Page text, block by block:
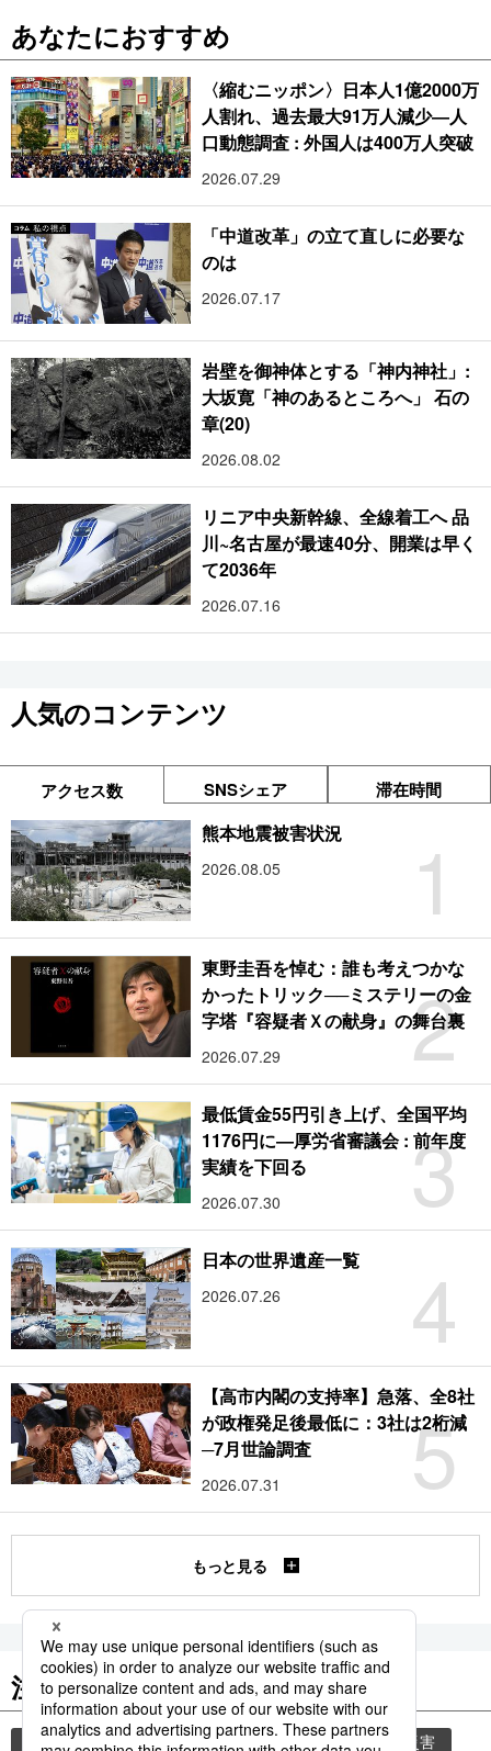
あなたにおすすめ
〈縮むニッポン〉日本人1億2000万
人割れ、過去最大91万人減少―人
口動態調査 : 外国人は400万人突破
2026.07.29
「中道改革」の立て直しに必要な
のは
2026.07.17
岩壁を御神体とする「神内神社」:
大坂寛「神のあるところへ」 石の
章(20)
2026.08.02
リニア中央新幹線、全線着工へ 品
川~名古屋が最速40分、開業は早く
て2036年
2026.07.16
人気のコンテンツ
アクセス数 SNSシェア 滞在時間
1
熊本地震被害状況
2026.08.05
2
東野圭吾を悼む：誰も考えつかな
かったトリック──ミステリーの金
字塔『容疑者Ｘの献身』の舞台裏
2026.07.29
3
最低賃金55円引き上げ、全国平均
1176円に―厚労省審議会 : 前年度
実績を下回る
2026.07.30
4
日本の世界遺産一覧
2026.07.26
5
【高市内閣の支持率】急落、全8社
が政権発足後最低に：3社は2桁減
─7月世論調査
2026.07.31
もっと見る
注目のキーワード
共同通信ニュース 気象・災害 気象庁 災害